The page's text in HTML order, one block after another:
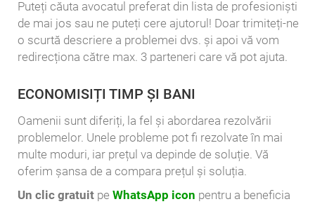
Puteți căuta avocatul preferat din lista de profesioniști
de mai jos sau ne puteți cere ajutorul! Doar trimiteți-ne
o scurtă descriere a problemei dvs. și apoi vă vom
redirecționa către max. 3 parteneri care vă pot ajuta.
ECONOMISIȚI TIMP ȘI BANI
Oamenii sunt diferiți, la fel și abordarea rezolvării
problemelor. Unele probleme pot fi rezolvate în mai
multe moduri, iar prețul va depinde de soluție. Vă
oferim șansa de a compara prețul și soluția.
Un clic gratuit pe WhatsApp icon pentru a beneficia